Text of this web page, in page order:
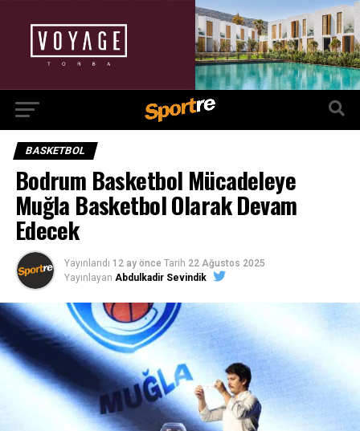
BASKETBOL
Bodrum Basketbol Mücadeleye
Muğla Basketbol Olarak Devam
Edecek
Yayınlandı 12 ay önce Tarih 22 Ağustos 2025
Yayınlayan Abdulkadir Sevindik